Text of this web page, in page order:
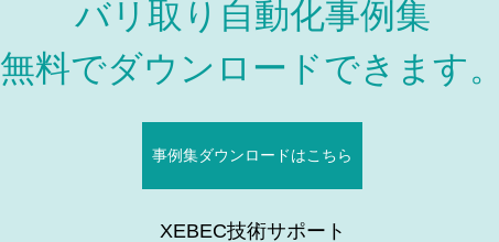
バリ取り自動化事例集
無料でダウンロードできます
事例集ダウンロードはこちら
XEBEC技術サポート